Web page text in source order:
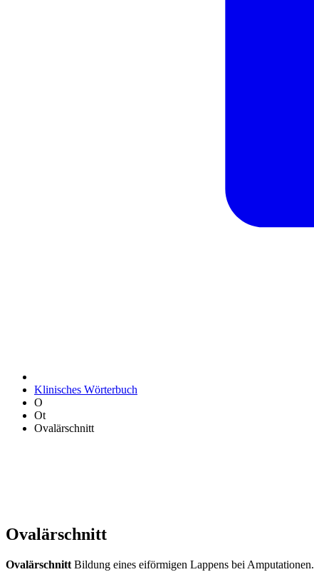
Klinisches Wörterbuch
O
Ot
Ovalärschnitt
Ovalärschnitt
Ovalärschnitt Bildung eines eiförmigen Lappens bei Amputationen.